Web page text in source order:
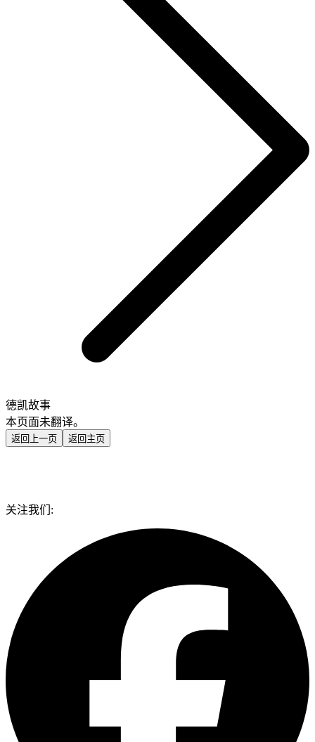
德凯故事
本页面未翻译。
返回上一页 返回主页
关注我们: